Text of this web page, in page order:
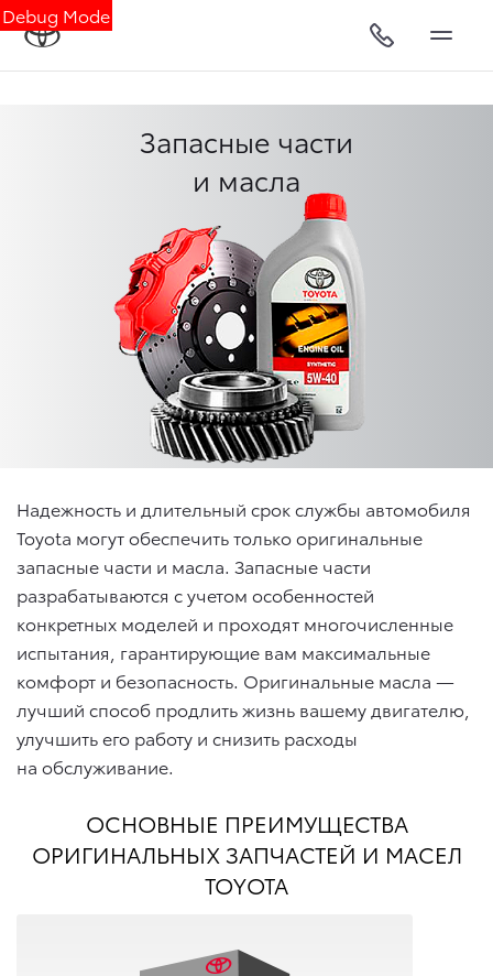
Debug Mode
Запасные части
и масла
Надежность и длительный срок службы автомобиля
Toyota могут обеспечить только оригинальные
запасные части и масла. Запасные части
разрабатываются с учетом особенностей
конкретных моделей и проходят многочисленные
испытания, гарантирующие вам максимальные
комфорт и безопасность. Оригинальные масла —
лучший способ продлить жизнь вашему двигателю,
улучшить его работу и снизить расходы
на обслуживание.
ОСНОВНЫЕ ПРЕИМУЩЕСТВА
ОРИГИНАЛЬНЫХ ЗАПЧАСТЕЙ И МАСЕЛ
TOYOTA